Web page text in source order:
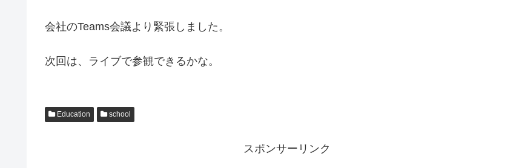
会社のTeams会議より緊張しました。
次回は、ライブで参観できるかな。
Education school
スポンサーリンク